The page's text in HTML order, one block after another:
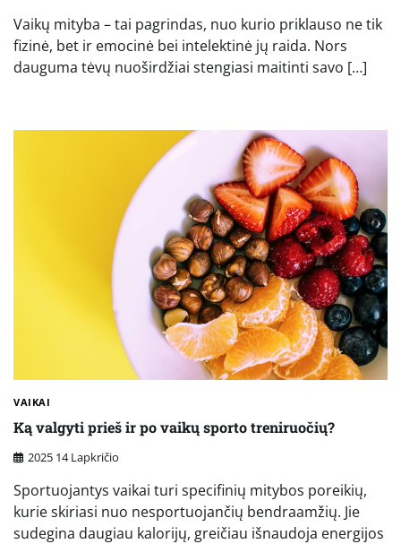
Vaikų mityba – tai pagrindas, nuo kurio priklauso ne tik
fizinė, bet ir emocinė bei intelektinė jų raida. Nors
dauguma tėvų nuoširdžiai stengiasi maitinti savo […]
VAIKAI
Ką valgyti prieš ir po vaikų sporto treniruočių?
2025 14 Lapkričio
Sportuojantys vaikai turi specifinių mitybos poreikių,
kurie skiriasi nuo nesportuojančių bendraamžių. Jie
sudegina daugiau kalorijų, greičiau išnaudoja energijos